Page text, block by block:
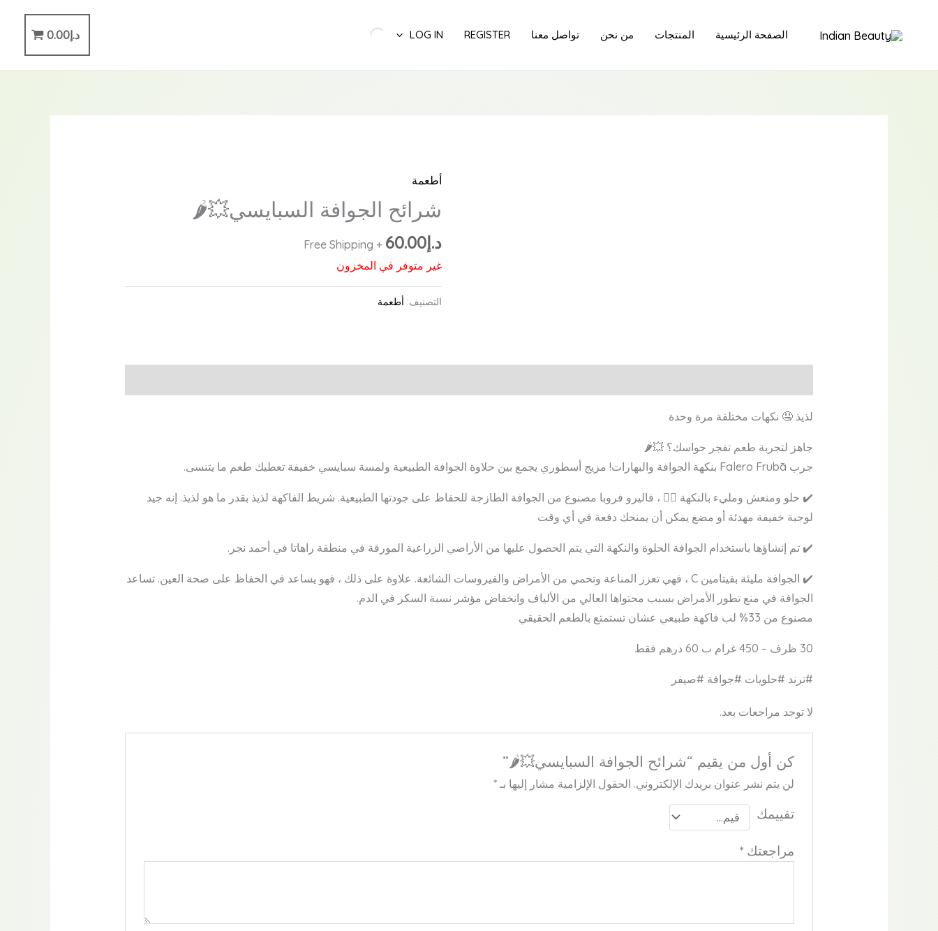
الصفحة الرئيسية المنتجات من نحن تواصل معنا REGISTER
LOG IN د.إ0.00
أطعمة
شرائح الجوافة السبايسي💥🌶️
د.إ60.00
+ Free Shipping
غير متوفر في المخزون
التصنيف: أطعمة
لذيذ 🤤 نكهات مختلفة مرة وحدة
جاهز لتجربة طعم تفجر حواسك؟ 💥🌶️
جرب Falero Frubā بنكهة الجوافة والبهارات! مزيج أسطوري يجمع بين حلاوة الجوافة الطبيعية ولمسة سبايسي خفيفة تعطيك طعم ما يتنسى.
✔️ حلو ومنعش ومليء بالنكهة ❤️‍🔥 ، فاليرو فروبا مصنوع من الجوافة الطازجة للحفاظ على جودتها الطبيعية. شريط الفاكهة لذيذ بقدر ما هو لذيذ. إنه جيد
لوجبة خفيفة مهدئة أو مضغ يمكن أن يمنحك دفعة في أي وقت
✔️ تم إنشاؤها باستخدام الجوافة الحلوة والنكهة التي يتم الحصول عليها من الأراضي الزراعية المورقة في منطقة راهاتا في أحمد نجر.
✔️ الجوافة مليئة بفيتامين C ، فهي تعزز المناعة وتحمي من الأمراض والفيروسات الشائعة. علاوة على ذلك ، فهو يساعد في الحفاظ على صحة العين. تساعد
الجوافة في منع تطور الأمراض بسبب محتواها العالي من الألياف وانخفاض مؤشر نسبة السكر في الدم.
مصنوع من 33% لب فاكهة طبيعي عشان تستمتع بالطعم الحقيقي
30 ظرف – 450 غرام ب 60 درهم فقط
#ترند #حلويات #جوافة #صيفر
لا توجد مراجعات بعد.
كن أول من يقيم “شرائح الجوافة السبايسي💥🌶️”
لن يتم نشر عنوان بريدك الإلكتروني. الحقول الإلزامية مشار إليها بـ*
تقييمك
مراجعتك*